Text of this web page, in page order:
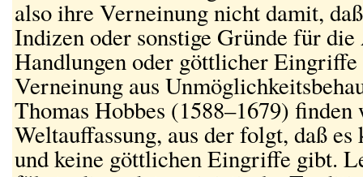
also ihre Verneinung nicht damit,
Indizen oder sonstige Gründe für
Handlungen oder göttlicher
Verneinung aus
Thomas Hobbes (1588–1679)
Weltauffassung, aus der folgt, daß
und keine göttlichen Eingriffe gibt.